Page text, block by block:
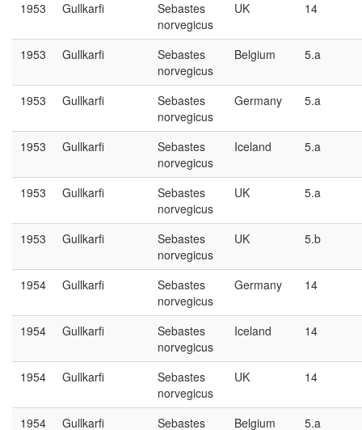
1953 Gullkarfi
Sebastes
norvegicus
UK 14
1953 Gullkarfi
Sebastes
norvegicus
Belgium 5.a
1953 Gullkarfi
Sebastes
norvegicus
Germany 5.a
1953 Gullkarfi
Sebastes
norvegicus
Iceland 5.a
1953 Gullkarfi
Sebastes
norvegicus
UK 5.a
1953 Gullkarfi
Sebastes
norvegicus
UK 5.b
1954 Gullkarfi
Sebastes
norvegicus
Germany 14
1954 Gullkarfi
Sebastes
norvegicus
Iceland 14
1954 Gullkarfi
Sebastes
norvegicus
UK 14
1954 Gullkarfi
Sebastes
Belgium 5.a